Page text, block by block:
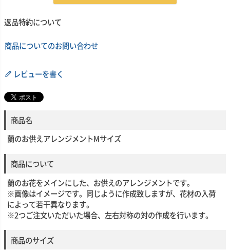
返品特約について
商品についてのお問い合わせ
レビューを書く
商品名
蘭のお供えアレンジメントMサイズ
商品について
蘭のお花をメインにした、お供えのアレンジメントです。
※画像はイメージです。同じように作成致しますが、花材の入荷
によって若干異なります。
※2つご注文いただいた場合、左右対称の対の作成を行います。
商品のサイズ